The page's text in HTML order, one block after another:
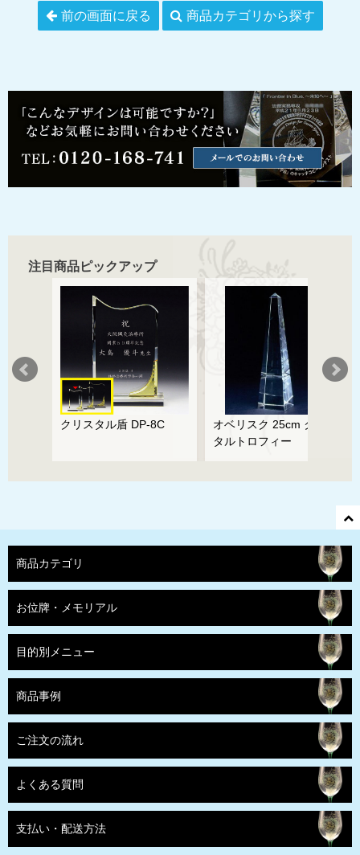
前の画面に戻る 商品カテゴリから探す
注目商品ピックアップ
クリスタル盾 DP-8C
オベリスク 25cm クリス
タルトロフィー
商品カテゴリ
お位牌・メモリアル
目的別メニュー
商品事例
ご注文の流れ
よくある質問
支払い・配送方法